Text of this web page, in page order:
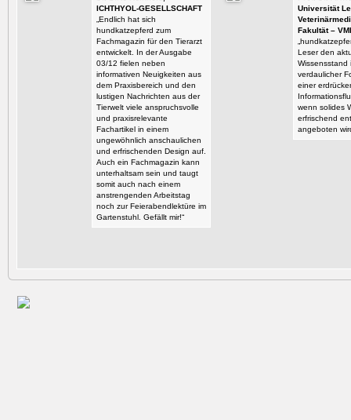
ICHTHYOL-GESELLSCHAFT
„Endlich hat sich
hundkatzepferd zum
Fachmagazin für den Tierarzt
entwickelt. In der Ausgabe
03/12 fielen neben
informativen Neuigkeiten aus
dem Praxisbereich und den
lustigen Nachrichten aus der
Tierwelt viele anspruchsvolle
und praxisrelevante
Fachartikel in einem
ungewöhnlich anschaulichen
und erfrischenden Design auf.
Auch ein Fachmagazin kann
unterhaltsam sein und taugt
somit auch nach einem
anstrengenden Arbeitstag
noch zur Feierabendlektüre im
Gartenstuhl. Gefällt mir!“
Universität
Fakultät –
Leser den
Wissensstand
verdaulicher
einer
wenn solides
erfrischend
angeboten